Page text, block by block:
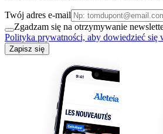
Twój adres e-mail
Zgadzam się na otrzymywanie
Polityka prywatności, aby dowiedzieć się
Zapisz się